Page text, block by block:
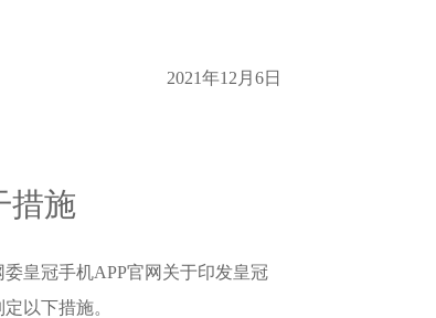
2021年12月6日
措施
皇冠手机APP官网关于印发皇冠
以下措施。